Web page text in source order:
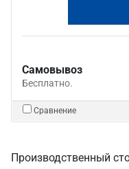
Самовывоз
Бесплатно.
Сравнение
Производственный